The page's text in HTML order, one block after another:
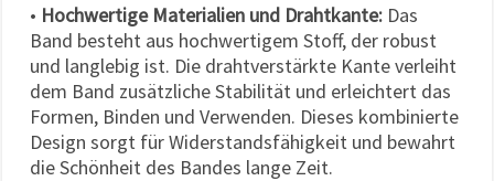
• Hochwertige Materialien und Drahtkante: Das
Band besteht aus hochwertigem Stoff, der robust
und langlebig ist. Die drahtverstärkte Kante verleiht
dem Band zusätzliche Stabilität und erleichtert das
Formen, Binden und Verwenden. Dieses kombinierte
Design sorgt für Widerstandsfähigkeit und bewahrt
die Schönheit des Bandes lange Zeit.